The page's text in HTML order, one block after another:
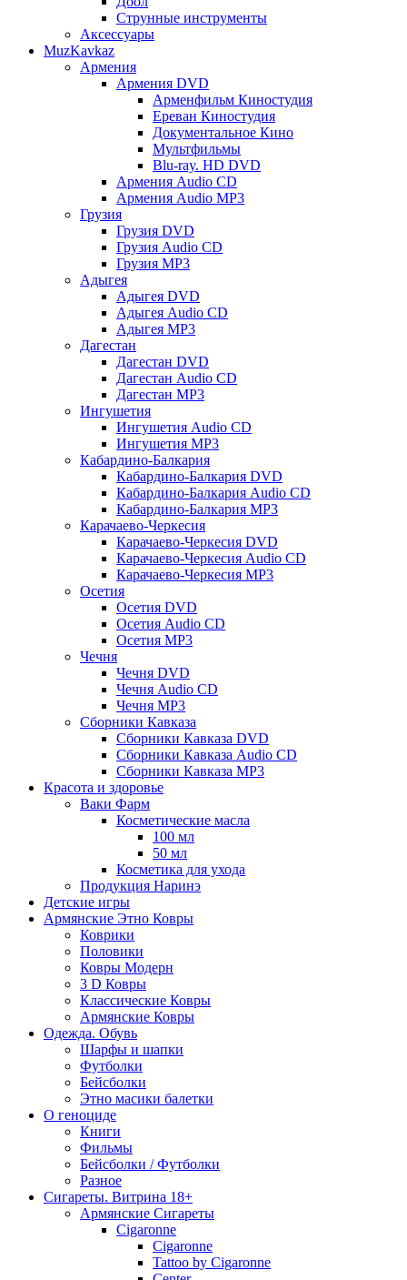
Струнные инструменты
Аксессуары
MuzKavkaz
Армения
Армения DVD
Арменфильм Киностудия
Ереван Киностудия
Документальное Кино
Мультфильмы
Blu-ray. HD DVD
Армения Audio CD
Армения Audio MP3
Грузия
Грузия DVD
Грузия Audio CD
Грузия MP3
Адыгея
Адыгея DVD
Адыгея Audio CD
Адыгея MP3
Дагестан
Дагестан DVD
Дагестан Audio CD
Дагестан MP3
Ингушетия
Ингушетия Audio CD
Ингушетия MP3
Кабардино-Балкария
Кабардино-Балкария DVD
Кабардино-Балкария Audio CD
Кабардино-Балкария MP3
Карачаево-Черкесия
Карачаево-Черкесия DVD
Карачаево-Черкесия Audio CD
Карачаево-Черкесия MP3
Осетия
Осетия DVD
Осетия Audio CD
Осетия MP3
Чечня
Чечня DVD
Чечня Audio CD
Чечня MP3
Сборники Кавказа
Сборники Кавказа DVD
Сборники Кавказа Audio CD
Сборники Кавказа MP3
Красота и здоровье
Ваки Фарм
Косметические масла
100 мл
50 мл
Косметика для ухода
Продукция Наринэ
Детские игры
Армянские Этно Ковры
Коврики
Половики
Ковры Модерн
3 D Ковры
Классические Ковры
Армянские Ковры
Одежда. Обувь
Шарфы и шапки
Футболки
Бейсболки
Этно масики балетки
О геноциде
Книги
Фильмы
Бейсболки / Футболки
Разное
Сигареты. Витрина 18+
Армянские Сигареты
Cigaronne
Cigaronne
Tattoo by Cigaronne